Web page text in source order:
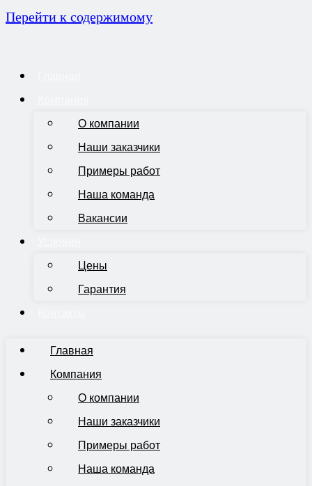
Перейти к содержимому
О компании
Наши заказчики
Примеры работ
Наша команда
Вакансии
Цены
Гарантия
Главная
Компания
О компании
Наши заказчики
Примеры работ
Наша команда